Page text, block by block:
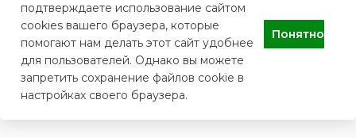
ufa.p43@doctorrb.ru
ГБУЗ РБ Поликлиника №43 г. Уфа
подтверждаете использование сайтом
cookies вашего браузера, которые
помогают нам делать этот сайт удобнее
для пользователей. Однако вы можете
запретить сохранение файлов cookie в
настройках своего браузера.
Понятно